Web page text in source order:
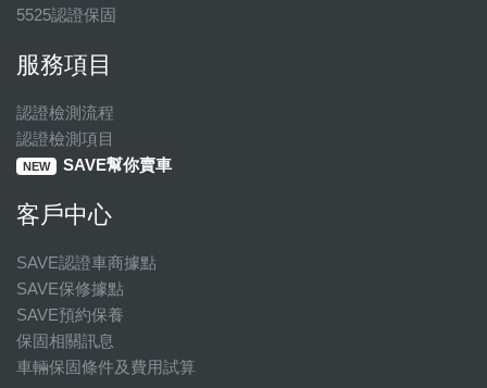
5525認證保固
服務項目
認證檢測流程
認證檢測項目
NEW SAVE幫你賣車
客戶中心
SAVE認證車商據點
SAVE保修據點
SAVE預約保養
保固相關訊息
車輛保固條件及費用試算